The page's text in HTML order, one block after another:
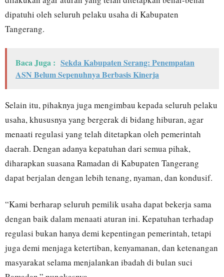
dipatuhi oleh seluruh pelaku usaha di Kabupaten
Tangerang.
Baca Juga : Sekda Kabupaten Serang: Penempatan
ASN Belum Sepenuhnya Berbasis Kinerja
Selain itu, pihaknya juga mengimbau kepada seluruh pelaku
usaha, khususnya yang bergerak di bidang hiburan, agar
menaati regulasi yang telah ditetapkan oleh pemerintah
daerah. Dengan adanya kepatuhan dari semua pihak,
diharapkan suasana Ramadan di Kabupaten Tangerang
dapat berjalan dengan lebih tenang, nyaman, dan kondusif.
“Kami berharap seluruh pemilik usaha dapat bekerja sama
dengan baik dalam menaati aturan ini. Kepatuhan terhadap
regulasi bukan hanya demi kepentingan pemerintah, tetapi
juga demi menjaga ketertiban, kenyamanan, dan ketenangan
masyarakat selama menjalankan ibadah di bulan suci